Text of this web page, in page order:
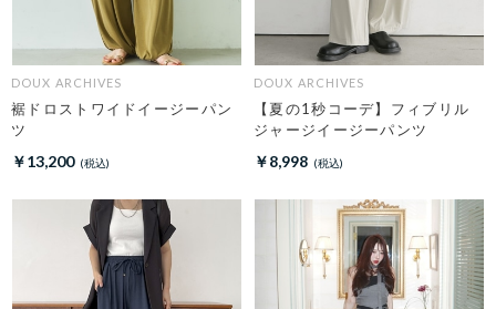
DOUX ARCHIVES
裾ドロストワイドイージーパン
ツ
￥13,200
DOUX ARCHIVES
【夏の1秒コーデ】フィブリル
ジャージイージーパンツ
￥8,998